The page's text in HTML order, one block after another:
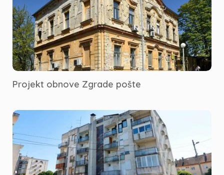
Projekt obnove Zgrade pošte